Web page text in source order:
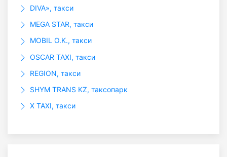
DIVA», такси
MEGA STAR, такси
MOBIL O.K., такси
OSCAR TAXI, такси
REGION, такси
SHYM TRANS KZ, таксопарк
X TAXI, такси